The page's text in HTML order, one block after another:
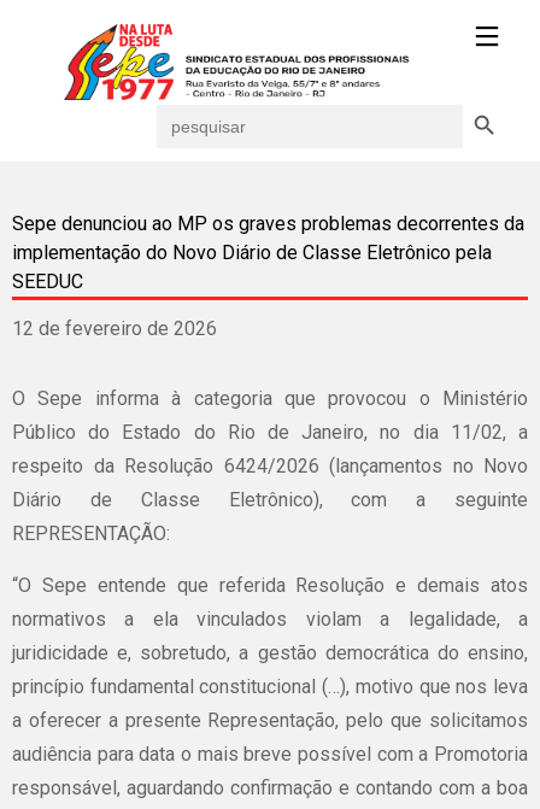
for:
Sepe denunciou ao MP os graves problemas decorrentes da
implementação do Novo Diário de Classe Eletrônico pela
SEEDUC
12 de fevereiro de 2026
O Sepe informa à categoria que provocou o Ministério
Público do Estado do Rio de Janeiro, no dia 11/02, a
respeito da Resolução 6424/2026 (lançamentos no Novo
Diário de Classe Eletrônico), com a seguinte
REPRESENTAÇÃO:
“O Sepe entende que referida Resolução e demais atos
normativos a ela vinculados violam a legalidade, a
juridicidade e, sobretudo, a gestão democrática do ensino,
princípio fundamental constitucional (…), motivo que nos leva
a oferecer a presente Representação, pelo que solicitamos
audiência para data o mais breve possível com a Promotoria
responsável, aguardando confirmação e contando com a boa